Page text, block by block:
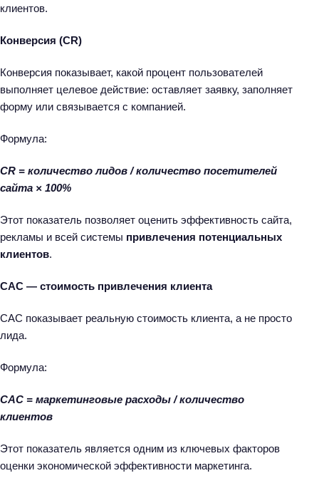
клиентов.
Конверсия (CR)
Конверсия показывает, какой процент пользователей
выполняет целевое действие: оставляет заявку, заполняет
форму или связывается с компанией.
Формула:
CR = количество лидов / количество посетителей
сайта × 100%
Этот показатель позволяет оценить эффективность сайта,
рекламы и всей системы привлечения потенциальных
клиентов.
CAC — стоимость привлечения клиента
CAC показывает реальную стоимость клиента, а не просто
лида.
Формула:
CAC = маркетинговые расходы / количество
клиентов
Этот показатель является одним из ключевых факторов
оценки экономической эффективности маркетинга.